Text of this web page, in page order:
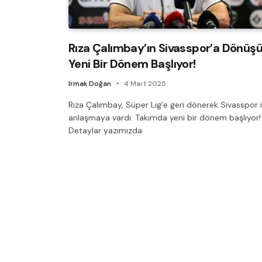
Rıza Çalımbay’ın Sivasspor’a
Yeni Bir Dönem Başlıyor!
Irmak Doğan 4 Mart 2025
Rıza Çalımbay, Süper Lig’e geri dönerek Sivasspor
anlaşmaya vardı. Takımda yeni bir dönem başlıyor!
Detaylar yazımızda.